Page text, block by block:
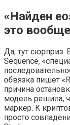
«Найден
это
Да, тут сюрприз.
Sequence,
обвязка пишет
причина
модель решила,
маркер. К
просто